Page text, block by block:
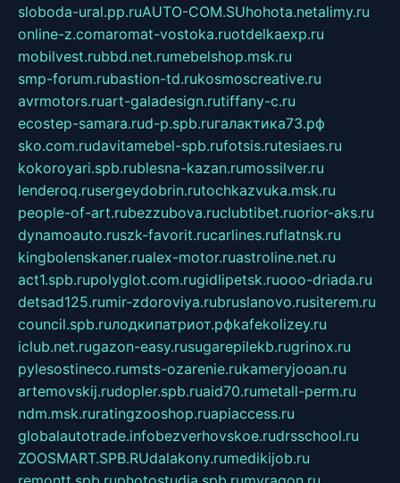
sloboda-ural.pp.ruAUTO-COM.SUhohota.netalimy.ru
online-z.comaromat-vostoka.ruotdelkaexp.ru
mobilvest.rubbd.net.rumebelshop.msk.ru
smp-forum.rubastion-td.rukosmoscreative.ru
avrmotors.ruart-galadesign.rutiffany-c.ru
ecostep-samara.rud-p.spb.ruгалактика73.рф
sko.com.rudavitamebel-spb.rufotsis.rutesiaes.ru
kokoroyari.spb.rublesna-kazan.rumossilver.ru
lenderoq.rusergeydobrin.rutochkazvuka.msk.ru
people-of-art.rubezzubova.ruclubtibet.ruorior-aks.ru
dynamoauto.ruszk-favorit.rucarlines.ruflatnsk.ru
kingbolenskaner.rualex-motor.ruastroline.net.ru
act1.spb.rupolyglot.com.rugidlipetsk.ruooo-driada.ru
detsad125.rumir-zdoroviya.rubruslanovo.rusiterem.ru
council.spb.ruлодкипатриот.рфkafekolizey.ru
iclub.net.rugazon-easy.rusugarepilekb.rugrinox.ru
pylesostineco.rumsts-ozarenie.rukameryjooan.ru
artemovskij.rudopler.spb.ruaid70.rumetall-perm.ru
ndm.msk.ruratingzooshop.ruapiaccess.ru
globalautotrade.infobezverhovskoe.rudrsschool.ru
ZOOSMART.SPB.RUdalakony.rumedikijob.ru